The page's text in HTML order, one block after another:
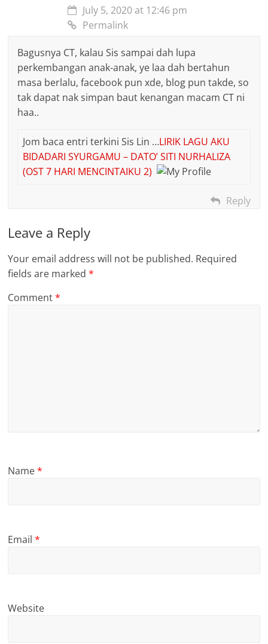
July 5, 2020 at 12:46 pm
Permalink
Bagusnya CT, kalau Sis sampai dah lupa
perkembangan anak-anak, ye laa dah bertahun
masa berlalu, facebook pun xde, blog pun takde, so
tak dapat nak simpan baut kenangan macam CT ni
haa..
Jom baca entri terkini Sis Lin …LIRIK LAGU AKU
BIDADARI SYURGAMU – DATO’ SITI NURHALIZA
(OST 7 HARI MENCINTAIKU 2)
Reply
Leave a Reply
Your email address will not be published. Required
fields are marked*
Comment*
Name*
Email*
Website